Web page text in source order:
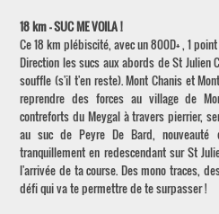
18 km - SUC ME VOILA !
Ce 18 km plébiscité, avec un 800D+ , 1
Direction les sucs aux abords de St Julien
souffle (s'il t'en reste). Mont Chanis et
reprendre des forces au village de
contreforts du Meygal à travers pierrier,
au suc de Peyre De Bard,
tranquillement en redescendant sur St
l'arrivée de ta course. Des mono traces,
défi qui va te permettre de te surpasser !